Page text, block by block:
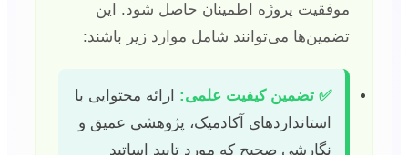
موفقیت پروژه اطمینان حاصل شود. این
تضمین‌ها می‌توانند شامل موارد زیر باشند:
✅ تضمین کیفیت علمی:ارائه محتوایی با
استانداردهای آکادمیک، پژوهشی عمیق و
نگارشی صحیح که مورد تایید اساتید